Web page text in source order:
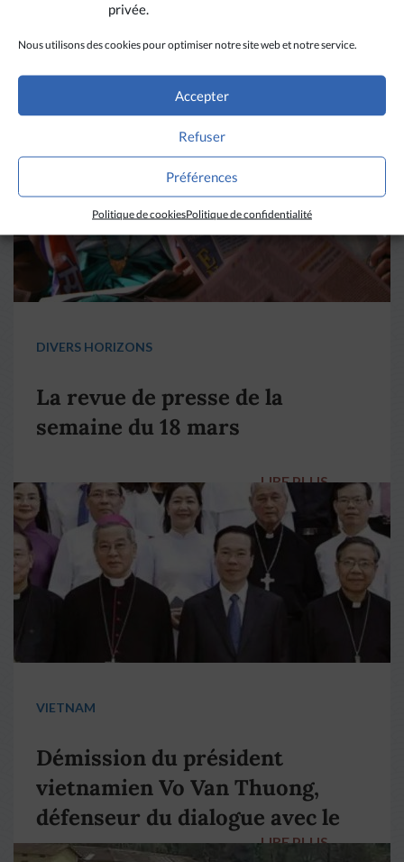
privée.
Nous utilisons des cookies pour optimiser notre site web et notre service.
Accepter
Refuser
Préférences
Politique de cookiesPolitique de confidentialité
A LIRE AUSSI
DIVERS HORIZONS
La revue de presse de la
semaine du 18 mars
LIRE PLUS →
VIETNAM
Démission du président
vietnamien Vo Van Thuong,
défenseur du dialogue avec le
pape François
LIRE PLUS →